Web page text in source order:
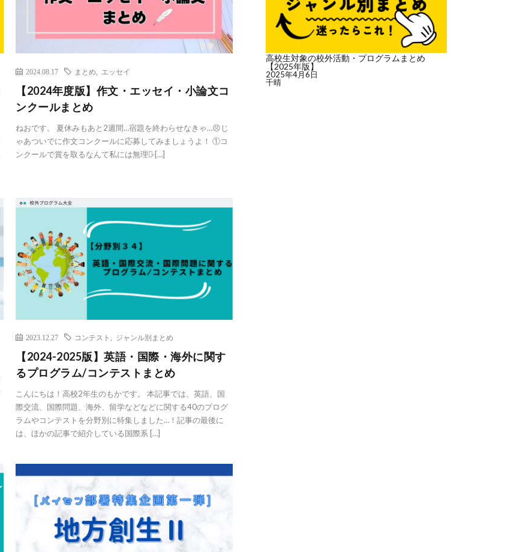
2024.08.17 まとめ エッセイ
【2024年度版】作文・エッセイ・小論文コ
ンクールまとめ
ねおです。 夏休みもあと2週間…宿題を終わらせなきゃ…😣じ
ゃあついでに作文コンクールに応募してみましょうよ！ ①コ
ンクールで賞を取るなんて私には無理だ̷ […]
2023.12.27 コンテスト ジャンル別まとめ
【2024-2025版】英語・国際・海外に関す
るプログラム/コンテストまとめ
こんにちは！高校2年生のもかです。 本記事では、英語、国
際交流、国際問題、海外、留学などなどに関する40のプログ
ラムやコンテストを分野別に特集しました…！記事の最後に
は、ほかの記事で紹介している国際系 […]
高校生対象の校外活動・プログラムまとめ
【2025年版】
2025年4月6日
千晴